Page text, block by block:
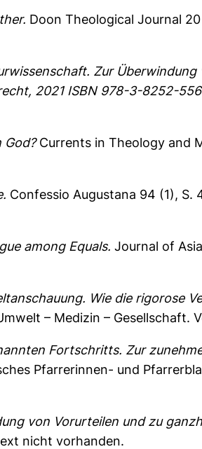
Doon Theological Journal
Zur
2021 ISBN 978-3-8252-
God?Currents in Theology and
Confessio Augustana 94 (1), S.
among Equals. Journal of
Wie die rigorose
– Medizin – Gesellschaft.
Fortschritts. Zur
Pfarrerinnen- und
von Vorurteilen und zu
nicht vorhanden.